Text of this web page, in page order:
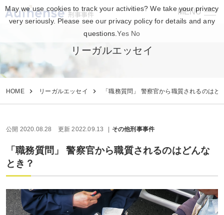
MENU
刑事事件
リーガルエッセイ
HOME リーガルエッセイ 「職務質問」 警察官から職質されるのはど
公開 2020.08.28 更新 2022.09.13 その他刑事事件
「職務質問」 警察官から職質されるのはどんな
とき？
May we use cookies to track your activities? We take your privacy
very seriously. Please see our privacy policy for details and any
questions.Yes No